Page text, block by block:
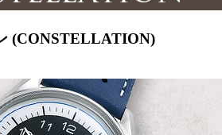
(CONSTELLATION)